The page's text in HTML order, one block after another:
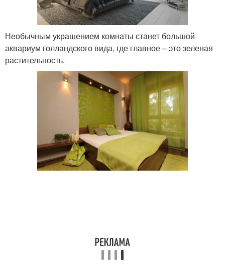
Необычным украшением комнаты станет большой
аквариум голландского вида, где главное – это зеленая
растительность.